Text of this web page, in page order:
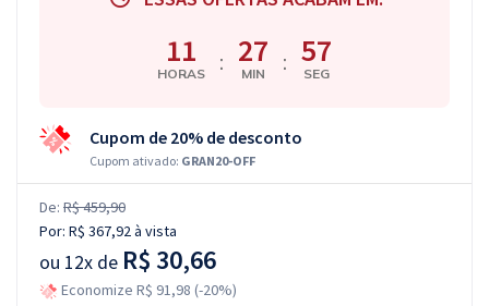
11
HORAS : 27
MIN : 56
SEG
Cupom de 20% de desconto
Cupom ativado: GRAN20-OFF
De: R$ 459,90
Por: R$ 367,92à vista
ou 12x de R$ 30,66
Economize R$ 91,98 (-20%)